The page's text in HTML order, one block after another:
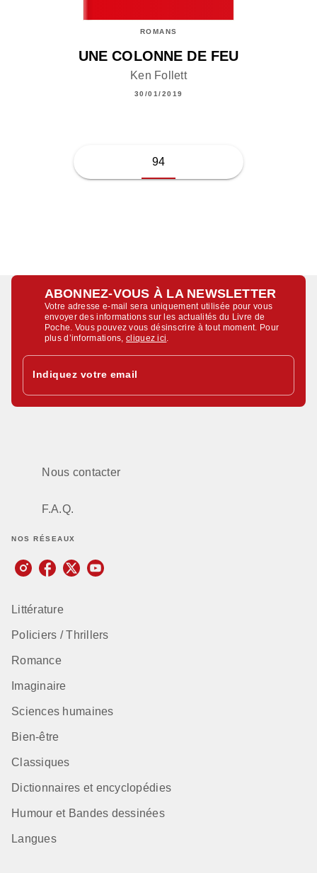
ROMANS
UNE COLONNE DE FEU
Ken Follett
30/01/2019
94
ABONNEZ-VOUS À LA NEWSLETTER
Votre adresse e-mail sera uniquement utilisée pour vous
envoyer des informations sur les actualités du Livre de
Poche. Vous pouvez vous désinscrire à tout moment. Pour
plus d’informations,cliquez ici
Indiquez votre email
Nous contacter
F.A.Q.
NOS RÉSEAUX
Littérature
Policiers / Thrillers
Romance
Imaginaire
Sciences humaines
Bien-être
Classiques
Dictionnaires et encyclopédies
Humour et Bandes dessinées
Langues